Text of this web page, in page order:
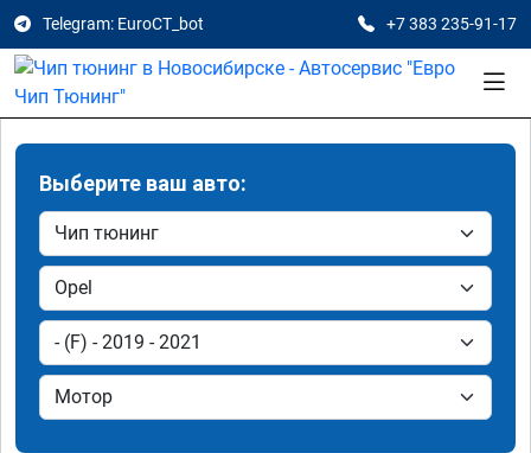
Telegram: EuroCT_bot +7 383 235-91-17
Выберите ваш авто: